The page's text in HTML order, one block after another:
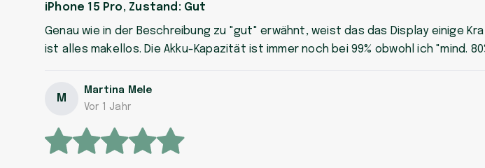
iPhone 15 Pro, Zustand: Gut
Genau wie in der Beschreibung zu "gut" erwähnt, weist das das Display einige
ist alles makellos. Die Akku-Kapazität ist immer noch bei 99% obwohl ich "mind.
M
Martina Mele
Vor 1 Jahr